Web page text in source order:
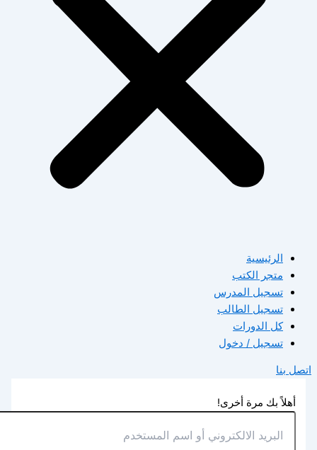
الرئيسية
متجر الكتب
تسجيل المدرس
تسجيل الطالب
كل الدورات
تسجيل / دخول
اتصل بنا
أهلاً بك مرة أخرى!